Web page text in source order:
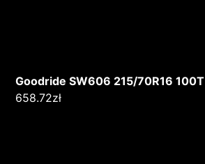
Goodride SW606 215/70R16 100T
658.72zł